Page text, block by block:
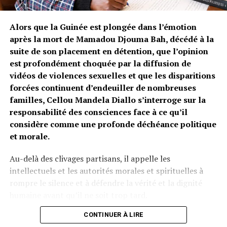
Monsieur le Président, vous accéléreriez votre
superbe villa. Très sincèrement, sans verser dans la
démagogie, seul Dieu le Très-Haut pourra vous rétribuer
pour ces actes salutaires, dans une société où l’orphelin
et le pauvre sont pratiquement abandonnés, mal aimés
et mal considérés.
Au regard de la vulnérabilité et du caractère précaire de
nombreuses familles en Guinée, la famille du
commandant Patrice Soumaoro et, fort probablement,
celles des autres éléments des forces spéciales broient
oncles…
Monsieur le Président, souvenez-vous du proverbe selon
mais jamais elles ne peuvent étouffer leurs cris.
Alors que la Guinée est plongée dans l’émotion
après la mort de Mamadou Djouma Bah, décédé à la
suite de son placement en détention, que l’opinion
est profondément choquée par la diffusion de
vidéos de violences sexuelles et que les disparitions
forcées continuent d’endeuiller de nombreuses
familles, Cellou Mandela Diallo s’interroge sur la
responsabilité des consciences face à ce qu’il
considère comme une profonde déchéance politique
et morale.
Au-delà des clivages partisans, il appelle les
intellectuels et les autorités morales et spirituelles à
rompre le silence et à défendre la vérité et la dignité
Qui sifflera la fin de la récréation ?
CONTINUER À LIRE